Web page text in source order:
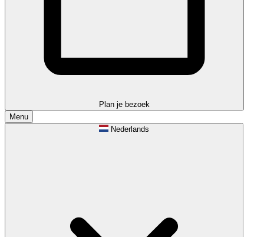
Plan je bezoek
Menu
Nederlands